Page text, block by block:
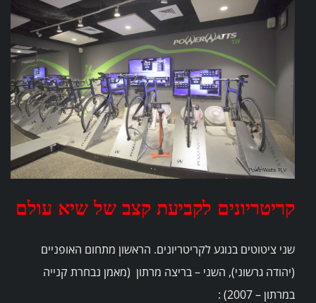
קריטריונים לקביעת קצב של שיא עולם
שני ציטוטים בנוגע לקריטריונים. הראשון מתחום האופניים
(יהודה גרשוני), השני – בריצה מרתון (מאמן נבחרת קנייה
במרתון – 2007) :